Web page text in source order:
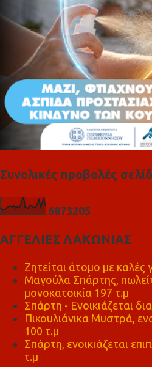
Συνολικές προβολές
6873205
ΑΓΓΕΛΙΕΣ ΛΑΚΩΝΙΑΣ
Ζητείται άτομο με καλές
Μαγούλα Σπάρτης,
μονοκατοικία 197 τ.μ
Σπάρτη - Ενοικιάζεται
Πικουλιάνικα Μυστρά,
100 τ.μ
Σπάρτη, ενοικιάζεται
τ.μ